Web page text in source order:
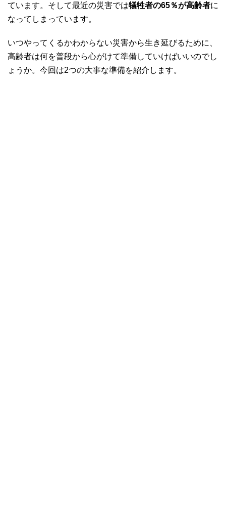
ています。そして最近の災害では犠牲者の65％が高齢者に
なってしまっています。
いつやってくるかわからない災害から生き延びるために、
高齢者は何を普段から心がけて準備していけばいいのでし
ょうか。今回は2つの大事な準備を紹介します。